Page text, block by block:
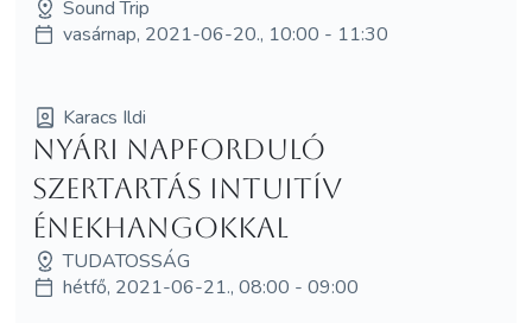
Sound Trip
vasárnap, 2021-06-20., 10:00 - 11:30
Karacs Ildi
Nyári napforduló
szertartás intuitív
énekhangokkal
TUDATOSSÁG
hétfő, 2021-06-21., 08:00 - 09:00